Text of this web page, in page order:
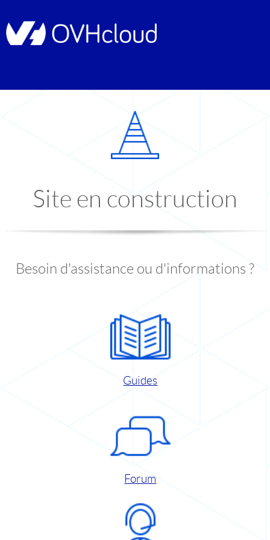
Site en construction
Besoin d'assistance ou d'informations ?
Guides
Forum